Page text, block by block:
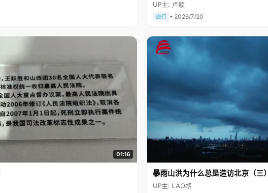
UP主: 卢颖
旅行 • 2026/7/20
01:16
暴雨山洪为什么总是造访北京（三）
UP主: LAO胡